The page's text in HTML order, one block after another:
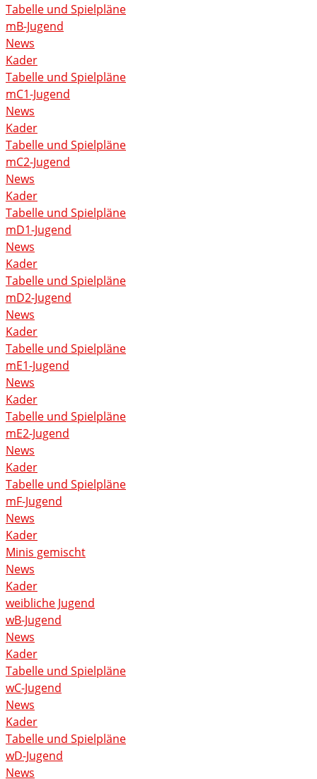
Tabelle und Spielpläne
mB-Jugend
News
Kader
Tabelle und Spielpläne
mC1-Jugend
News
Kader
Tabelle und Spielpläne
mC2-Jugend
News
Kader
Tabelle und Spielpläne
mD1-Jugend
News
Kader
Tabelle und Spielpläne
mD2-Jugend
News
Kader
Tabelle und Spielpläne
mE1-Jugend
News
Kader
Tabelle und Spielpläne
mE2-Jugend
News
Kader
Tabelle und Spielpläne
mF-Jugend
News
Kader
Minis gemischt
News
Kader
weibliche Jugend
wB-Jugend
News
Kader
Tabelle und Spielpläne
wC-Jugend
News
Kader
Tabelle und Spielpläne
wD-Jugend
News